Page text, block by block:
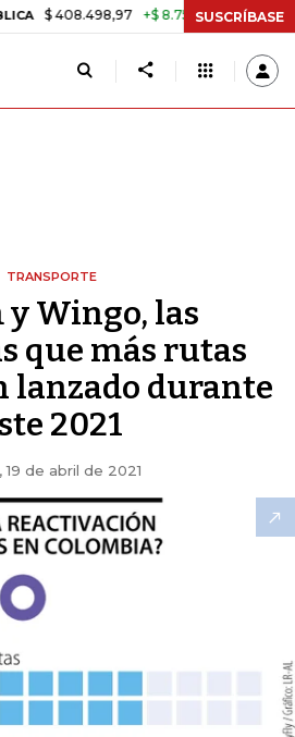
+$ 8.753,81 +2,19% TASA DE
SUSCRÍBASE
TRANSPORTE
y Wingo, las
que más rutas
lanzado durante
2021
19 de abril de 2021